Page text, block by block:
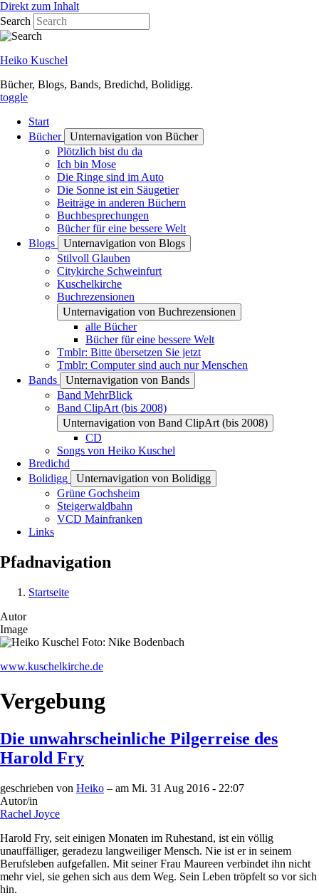
Direkt zum Inhalt
Search
Heiko Kuschel
Bücher, Blogs, Bands, Bredichd, Bolidigg.
toggle
Start
Bücher
Unternavigation von Bücher
Plötzlich bist du da
Ich bin Mose
Die Ringe sind im Auto
Die Sonne ist ein Säugetier
Beiträge in anderen Büchern
Buchbesprechungen
Bücher für eine bessere Welt
Blogs
Unternavigation von Blogs
Stilvoll Glauben
Citykirche Schweinfurt
Kuschelkirche
Buchrezensionen
Unternavigation von Buchrezensionen
alle Bücher
Bücher für eine bessere Welt
Tmblr: Bitte übersetzen Sie jetzt
Tmblr: Computer sind auch nur Menschen
Bands
Unternavigation von Bands
Band MehrBlick
Band ClipArt (bis 2008)
Unternavigation von Band ClipArt (bis 2008)
CD
Songs von Heiko Kuschel
Bredichd
Bolidigg
Unternavigation von Bolidigg
Grüne Gochsheim
Steigerwaldbahn
VCD Mainfranken
Links
Pfadnavigation
Startseite
Autor
Image
www.kuschelkirche.de
Vergebung
Die unwahrscheinliche Pilgerreise des
Harold Fry
geschrieben von Heiko – am Mi. 31 Aug 2016 - 22:07
Autor/in
Rachel Joyce
Harold Fry, seit einigen Monaten im Ruhestand, ist ein völlig
unauffälliger, geradezu langweiliger Mensch. Nie ist er in seinem
Berufsleben aufgefallen. Mit seiner Frau Maureen verbindet ihn nicht
mehr viel, sie gehen sich aus dem Weg. Sein Leben tröpfelt so vor sich
hin.